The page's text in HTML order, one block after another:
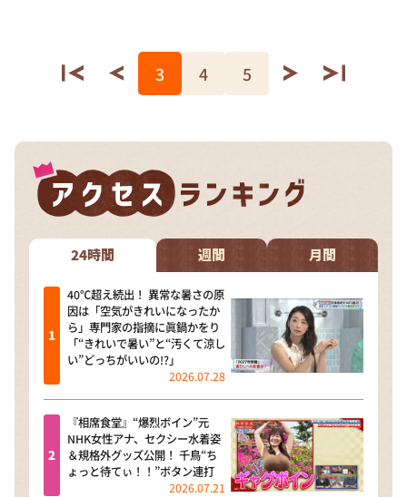
3 4 5
24時間 週間 月間
40℃超え続出！ 異常な暑さの原
因は「空気がきれいになったか
ら」専門家の指摘に眞鍋かをり
「“きれいで暑い”と“汚くて涼し
い”どっちがいいの!?」
2026.07.28
『相席食堂』“爆烈ボイン”元
NHK女性アナ、セクシー水着姿
＆規格外グッズ公開！ 千鳥“ち
ょっと待てぃ！！”ボタン連打
2026.07.21